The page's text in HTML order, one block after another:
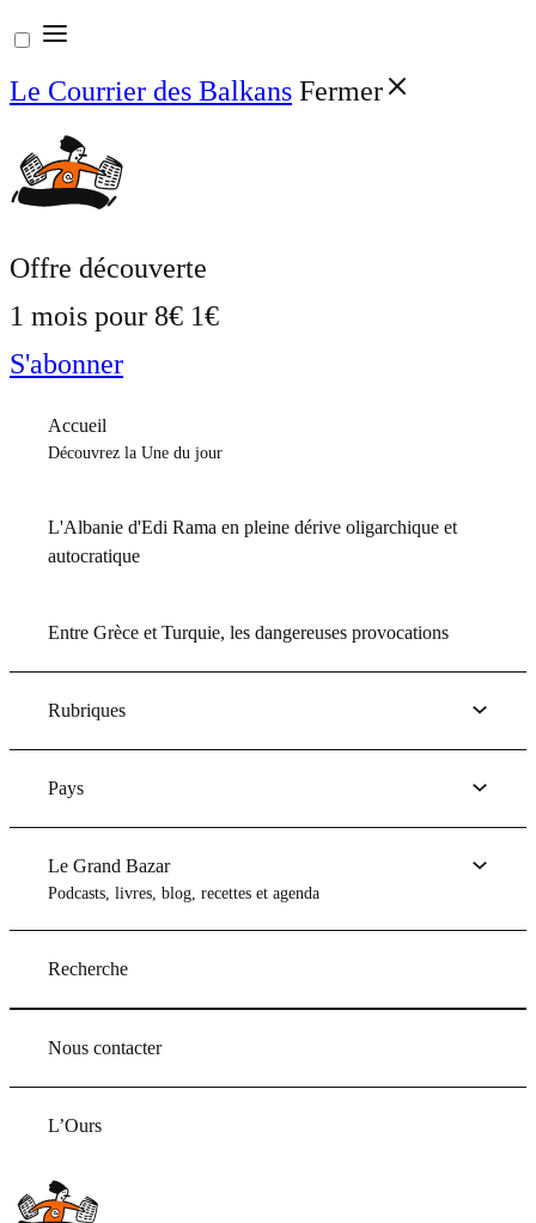
Aller
au
contenu
Le Courrier des Balkans Fermer
Offre découverte
1 mois pour 8€ 1€
S'abonner
Accueil
Découvrez la Une du jour
L'Albanie d'Edi Rama en pleine dérive oligarchique et
autocratique
Entre Grèce et Turquie, les dangereuses provocations
Rubriques
Pays
Le Grand Bazar
Podcasts, livres, blog, recettes et agenda
Recherche
Nous contacter
L’Ours